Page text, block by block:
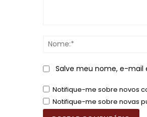
Salve meu nome, e-mail
Notifique-me sobre novos
Notifique-me sobre novas